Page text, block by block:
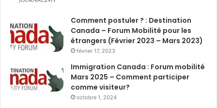
Comment postuler ? : Destination
Canada – Forum Mobilité pour les
étrangers (Février 2023 – Mars 2023)
février 17, 2023
Immigration Canada : Forum mobilité
Mars 2025 – Comment participer
comme visiteur?
octobre 1, 2024